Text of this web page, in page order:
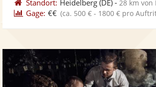
Standort: Heidelberg (DE) - 28 km von
Gage: €€ (ca. 500 € - 1800 € pro